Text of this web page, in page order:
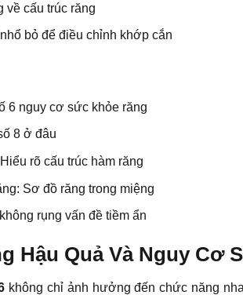
về cấu trúc răng
bỏ để điều chỉnh khớp cắn
6 nguy cơ sức khỏe răng
8 ở đâu
rõ cấu trúc hàm răng
Sơ đồ răng trong miệng
rụng vấn đề tiềm ẩn
Hậu Quả Và Nguy Cơ
không chỉ ảnh hưởng đến chức năng